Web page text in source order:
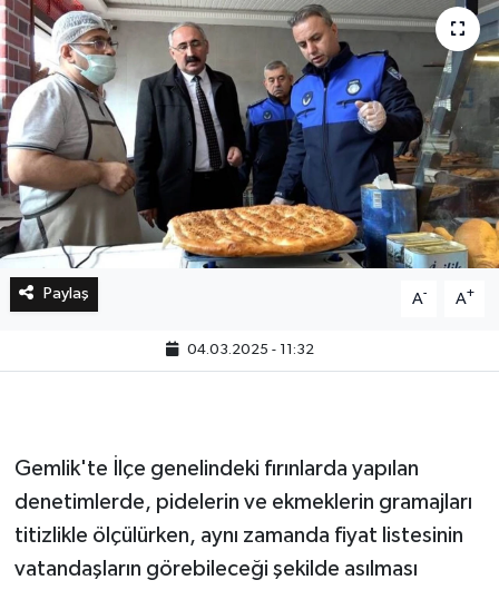
Paylaş A- A+
04.03.2025 - 11:32
Gemlik'te İlçe genelindeki fırınlarda yapılan
denetimlerde, pidelerin ve ekmeklerin gramajları
titizlikle ölçülürken, aynı zamanda fiyat listesinin
vatandaşların görebileceği şekilde asılması